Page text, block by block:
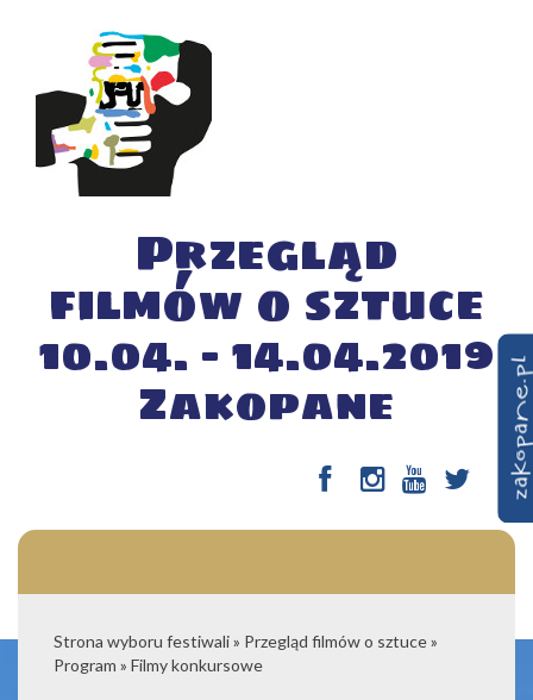
Przegląd
filmów o sztuce
10.04. – 14.04.2019
Zakopane
Strona wyboru festiwali» Przegląd filmów o sztuce»
Program » Filmy konkursowe